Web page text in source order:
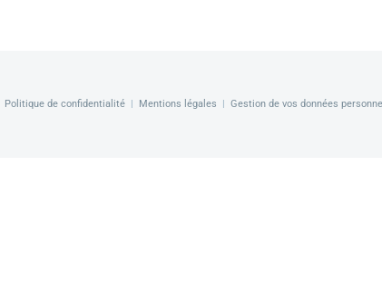
Politique de confidentialité| Mentions légales | Gestion de vos données